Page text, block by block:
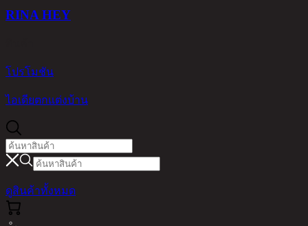
RINA HEY
โปรโมชัน
ไอเดียตกแต่งบ้าน
ดูสินค้าทั้งหมด